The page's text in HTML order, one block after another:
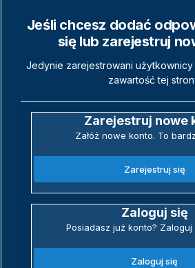
Jeśli chcesz dodać
się lub zarejestruj
Jedynie zarejestrowani
zawartość tej
Zarejestruj nowe
Załóż nowe konto. To
Zarejestruj się
Zaloguj się
Posiadasz już konto? Zaloguj
Zaloguj się